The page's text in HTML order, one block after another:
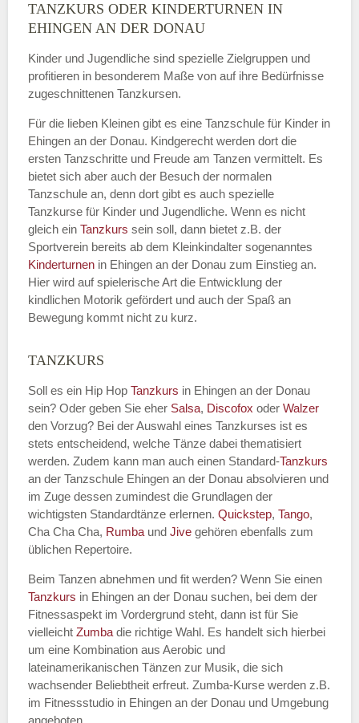
Name*
E-Mail*
Name der Tanzschule
Kontakt E-Mail
Kontakt Telefonnummer
Name des Tanzkurs
Tanzart*
Mit Absenden der Daten akzeptiere
TANZKURS ODER KINDERTURNEN IN
EHINGEN AN DER DONAU
Kinder und Jugendliche sind spezielle Zielgruppen und
profitieren in besonderem Maße von auf ihre Bedürfnisse
zugeschnittenen Tanzkursen.
Für die lieben Kleinen gibt es eine Tanzschule für Kinder in
Ehingen an der Donau. Kindgerecht werden dort die
ersten Tanzschritte und Freude am Tanzen vermittelt. Es
bietet sich aber auch der Besuch der normalen
Tanzschule an, denn dort gibt es auch spezielle
Tanzkurse für Kinder und Jugendliche. Wenn es nicht
gleich ein Tanzkurs sein soll, dann bietet z.B. der
Sportverein bereits ab dem Kleinkindalter sogenanntes
Kinderturnen in Ehingen an der Donau zum Einstieg an.
Hier wird auf spielerische Art die Entwicklung der
kindlichen Motorik gefördert und auch der Spaß an
Bewegung kommt nicht zu kurz.
TANZKURS
Soll es ein Hip Hop Tanzkurs in Ehingen an der Donau
sein? Oder geben Sie eher Salsa, Discofox oder Walzer
den Vorzug? Bei der Auswahl eines Tanzkurses ist es
stets entscheidend, welche Tänze dabei thematisiert
werden. Zudem kann man auch einen Standard-Tanzkurs
an der Tanzschule Ehingen an der Donau absolvieren und
im Zuge dessen zumindest die Grundlagen der
wichtigsten Standardtänze erlernen. Quickstep, Tango,
Cha Cha Cha, Rumba und Jive gehören ebenfalls zum
üblichen Repertoire.
Beim Tanzen abnehmen und fit werden? Wenn Sie einen
Tanzkurs in Ehingen an der Donau suchen, bei dem der
Fitnessaspekt im Vordergrund steht, dann ist für Sie
vielleicht Zumba die richtige Wahl. Es handelt sich hierbei
um eine Kombination aus Aerobic und
lateinamerikanischen Tänzen zur Musik, die sich
wachsender Beliebtheit erfreut. Zumba-Kurse werden z.B.
im Fitnessstudio in Ehingen an der Donau und Umgebung
angeboten.